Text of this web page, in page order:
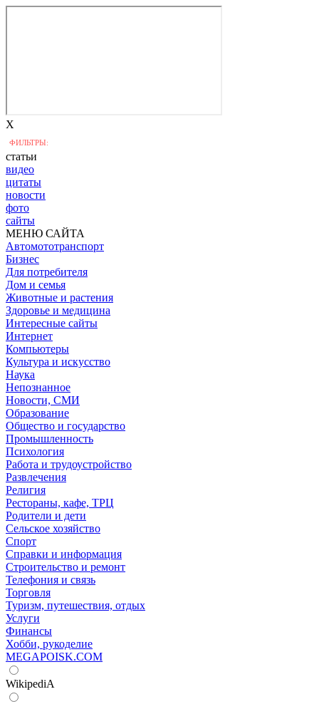
X
ФИЛЬТРЫ:
статьи
видео
цитаты
новости
фото
сайты
МЕНЮ САЙТА
Автомототранспорт
Бизнес
Для потребителя
Дом и семья
Животные и растения
Здоровье и медицина
Интересные сайты
Интернет
Компьютеры
Культура и искусство
Наука
Непознанное
Новости, СМИ
Образование
Общество и государство
Промышленность
Психология
Работа и трудоустройство
Развлечения
Религия
Рестораны, кафе, ТРЦ
Родители и дети
Сельское хозяйство
Спорт
Справки и информация
Строительство и ремонт
Телефония и связь
Торговля
Туризм, путешествия, отдых
Услуги
Финансы
Хобби, рукоделие
MEGAPOISK.COM
WikipediA